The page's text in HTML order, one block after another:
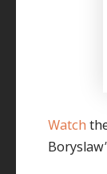
Watch